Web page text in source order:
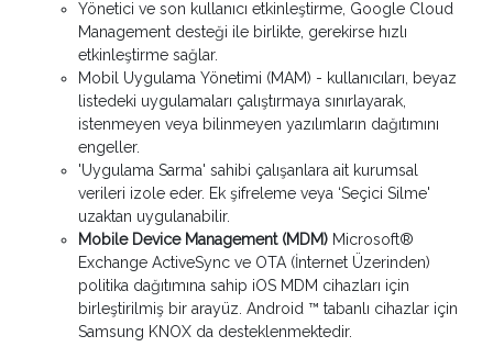
Yönetici ve son kullanıcı etkinleştirme, Google Cloud
Management desteği ile birlikte, gerekirse hızlı
etkinleştirme sağlar.
Mobil Uygulama Yönetimi (MAM) - kullanıcıları, beyaz
listedeki uygulamaları çalıştırmaya sınırlayarak,
istenmeyen veya bilinmeyen yazılımların dağıtımını
engeller.
'Uygulama Sarma' sahibi çalışanlara ait kurumsal
verileri izole eder. Ek şifreleme veya ‘Seçici Silme'
uzaktan uygulanabilir.
Mobile Device Management (MDM) Microsoft®
Exchange ActiveSync ve OTA (İnternet Üzerinden)
politika dağıtımına sahip iOS MDM cihazları için
birleştirilmiş bir arayüz. Android ™ tabanlı cihazlar için
Samsung KNOX da desteklenmektedir.